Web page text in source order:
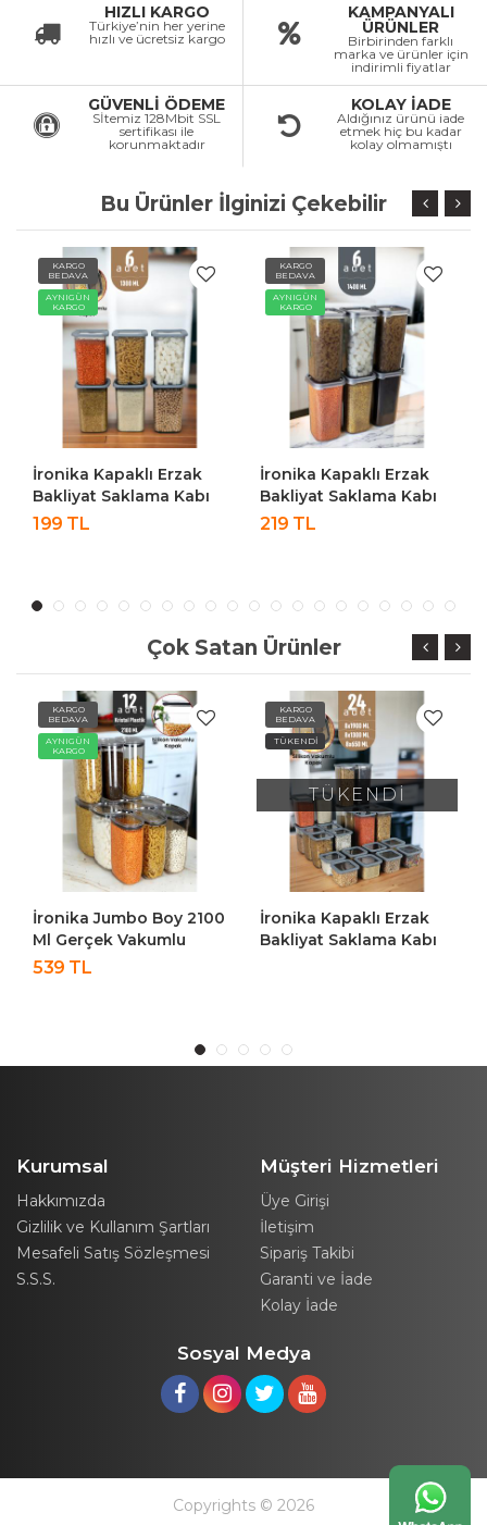
HIZLI KARGO
Türkiye’nin her yerine
hızlı ve ücretsiz kargo
KAMPANYALI
ÜRÜNLER
Birbirinden farklı
marka ve ürünler için
indirimli fiyatlar
GÜVENLİ ÖDEME
Sİtemiz 128Mbit SSL
sertifikası ile
korunmaktadır
KOLAY İADE
Aldığınız ürünü iade
etmek hiç bu kadar
kolay olmamıştı
Bu Ürünler İlginizi Çekebilir
KARGO
BEDAVA
AYNIGÜN
KARGO
İronika Kapaklı Erzak
Bakliyat Saklama Kabı
Kare Saklama Kutusu
199 TL
KARGO
BEDAVA
AYNIGÜN
KARGO
İronika Kapaklı Erzak
Bakliyat Saklama Kabı
Kare Saklama Kutusu
219 TL
Çok Satan Ürünler
KARGO
BEDAVA
AYNIGÜN
KARGO
İronika Jumbo Boy 2100
Ml Gerçek Vakumlu
Silikon Kapaklı Kristal
539 TL
KARGO
BEDAVA
TÜKENDİ
TÜKENDİ
İronika Kapaklı Erzak
Bakliyat Saklama Kabı
Kurumsal
Hakkımızda
Gizlilik ve Kullanım Şartları
Mesafeli Satış Sözleşmesi
S.S.S.
Müşteri Hizmetleri
Üye Girişi
İletişim
Sipariş Takibi
Garanti ve İade
Kolay İade
Sosyal Medya
Copyrights © 2026